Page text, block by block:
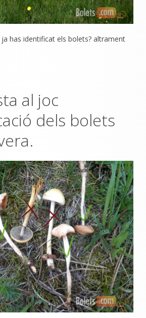
has identificat els bolets? altrament
al joc
dels bolets